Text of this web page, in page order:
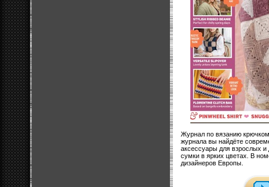
Журнал по вязанию
журнала вы найдёте
аксессуары для взрослых
сумки в ярких цветах. В
дизайнеров Европы.